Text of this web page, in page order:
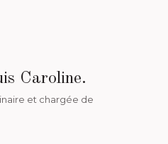
Caroline.
et chargée de